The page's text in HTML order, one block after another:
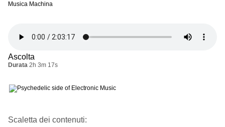
Musica Machina
Ascolta
Durata 2h 3m 17s
Scaletta dei contenuti: